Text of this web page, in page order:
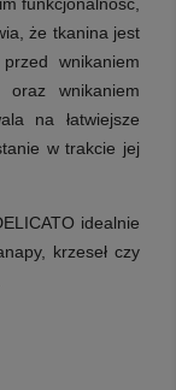
funkcjonalność,
że tkanina jest
wnikaniem
wnikaniem
na łatwiejsze
w trakcie jej
idealnie
krzeseł czy